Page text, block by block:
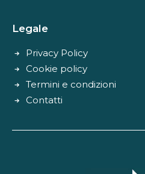
Legale
Privacy Policy
Cookie policy
Termini e condizioni
Contatti